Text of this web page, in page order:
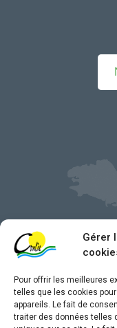
Gérer
Pour offrir les meilleures
telles que les cookies
appareils. Le fait de
traiter des données telles